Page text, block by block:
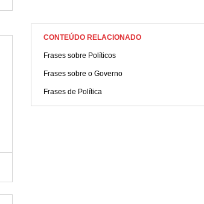
CONTEÚDO RELACIONADO
Frases sobre Políticos
Frases sobre o Governo
Frases de Política